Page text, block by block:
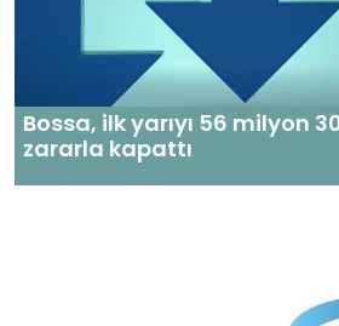
Bossa, ilk yarıyı 56 milyon
zararla kapattı